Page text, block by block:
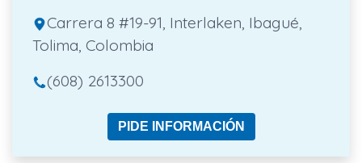
Carrera 8 #19-91, Interlaken, Ibagué,
Tolima, Colombia
(608) 2613300
PIDE INFORMACIÓN